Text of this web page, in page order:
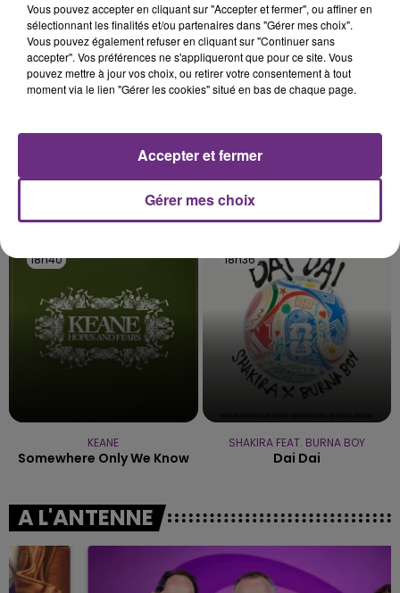
7 août 2026
Cela fait déjà une semaine que la centrale
nucléaire ardennaise est à l'arrêt. Une situation
justifiée par la sécheresse intense qui est toujours
TITRES DIFFUSÉS
18h40
18h40
KEANE
Somewhere Only We Know
18h36
18h36
SHAKIRA FEAT. BURNA BOY
Dai Dai
A L'ANTENNE
Vous pouvez accepter en cliquant sur "Accepter et fermer", ou affiner en
sélectionnant les finalités et/ou partenaires dans "Gérer mes choix".
Vous pouvez également refuser en cliquant sur "Continuer sans
accepter". Vos préférences ne s'appliqueront que pour ce site. Vous
pouvez mettre à jour vos choix, ou retirer votre consentement à tout
moment via le lien "Gérer les cookies" situé en bas de chaque page.
Gérer mes choix
Accepter et fermer